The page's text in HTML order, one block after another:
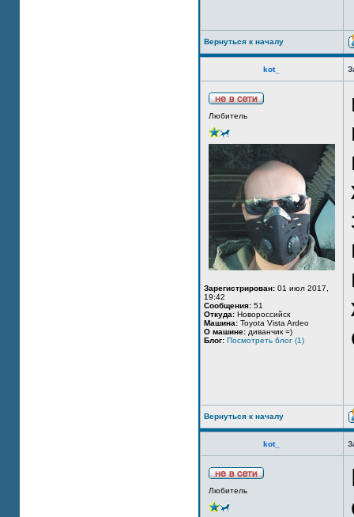
Вернуться к началу
kot_
Любитель
Зарегистрирован: 01 июл 2017,
19:42
Сообщения: 51
Откуда: Новороссийск
Машина: Toyota Vista Ardeo
О машине: диванчик =)
Блог: Посмотреть блог (1)
Вернуться к началу
kot_
Любитель